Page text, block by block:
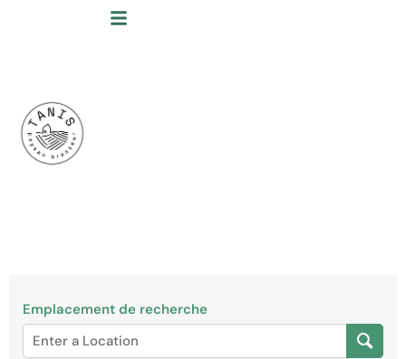
Emplacement de recherche